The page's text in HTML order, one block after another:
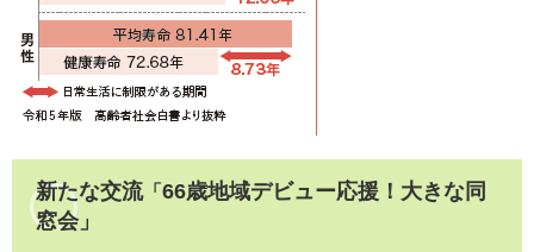
新たな交流「66歳地域デビュー応援！大きな同
窓会」​